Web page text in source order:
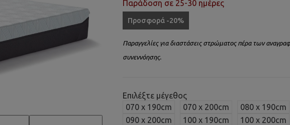
Παράδοση σε 25-30 ημέρες
Προσφορά -20%
Παραγγελίες για διαστάσεις στρώματος πέρα των
συνεννόησης.
Επιλέξτε μέγεθος
070 x 190cm
070 x 200cm 080 x 190cm
090 x 200cm
100 x 190cm 100 x 200cm